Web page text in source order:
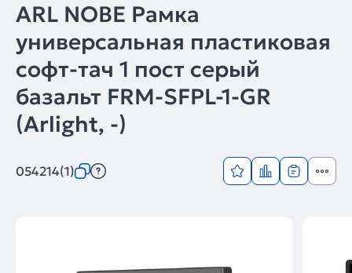
ARL NOBE Рамка
универсальная пластиковая
софт-тач 1 пост серый
базальт FRM-SFPL-1-GR
(Arlight, -)
054214(1)